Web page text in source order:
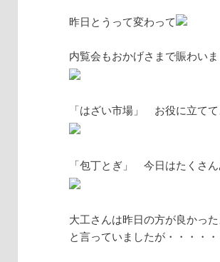
昨日とうって変わって
内覧会もおかげさまで賑わいま
「はざい市場」 お役に立てて
「包丁とぎ」 今日はたくさん
大工さんは昨日の方が良かっ
と言っていましたが・・・・・